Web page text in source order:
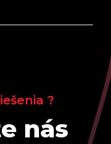
?
nás